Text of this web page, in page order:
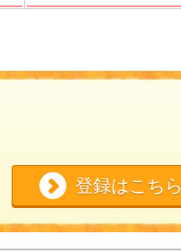
登録はこちら